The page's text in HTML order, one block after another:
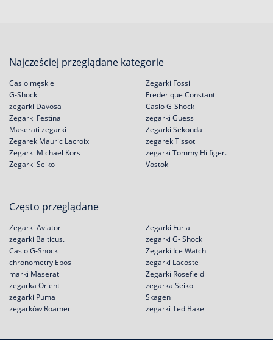
Najcześciej przeglądane kategorie
Casio męskie
G-Shock
zegarki Davosa
Zegarki Festina
Zegarki Fossil
Frederique Constant
Casio G-Shock
zegarki Guess
Maserati zegarki
Zegarek Mauric Lacroix
Zegarki Michael Kors
Zegarki Seiko
Zegarki Sekonda
zegarek Tissot
zegarki Tommy Hilfiger.
Vostok
Często przeglądane
Zegarki Aviator
zegarki Balticus.
Casio G-Shock
chronometry Epos
Zegarki Furla
zegarki G- Shock
Zegarki Ice Watch
zegarki Lacoste
marki Maserati
zegarka Orient
zegarki Puma
zegarków Roamer
Zegarki Rosefield
zegarka Seiko
Skagen
zegarki Ted Bake